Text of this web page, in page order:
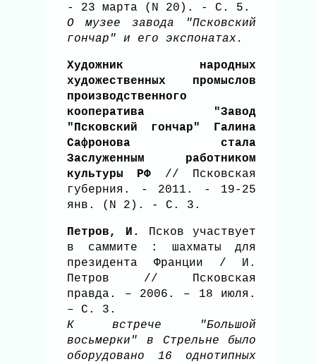
- 23 марта (N 20). - С. 5.
О музее завода "Псковский
гончар" и его экспонатах.
Художник народных
художественных промыслов
производственного
кооператива "Завод
"Псковский гончар" Галина
Сафронова стала
Заслуженным работником
культуры РФ // Псковская
губерния. - 2011. - 19-25
янв. (N 2). - С. 3.
Петров, И.
Псков участвует
в саммите : шахматы для
президента Франции / И.
Петров // Псковская
правда. – 2006. – 18 июля.
– С. 3.
К встрече "Большой
восьмерки" в Стрельне было
оборудовано 16 однотипных